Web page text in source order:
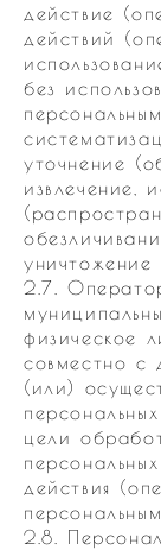
действие
действий
без
уточнение
извлечение,
уничтожение
2.7.
физическое
совместно с
(или)
цели
действия
2.8.